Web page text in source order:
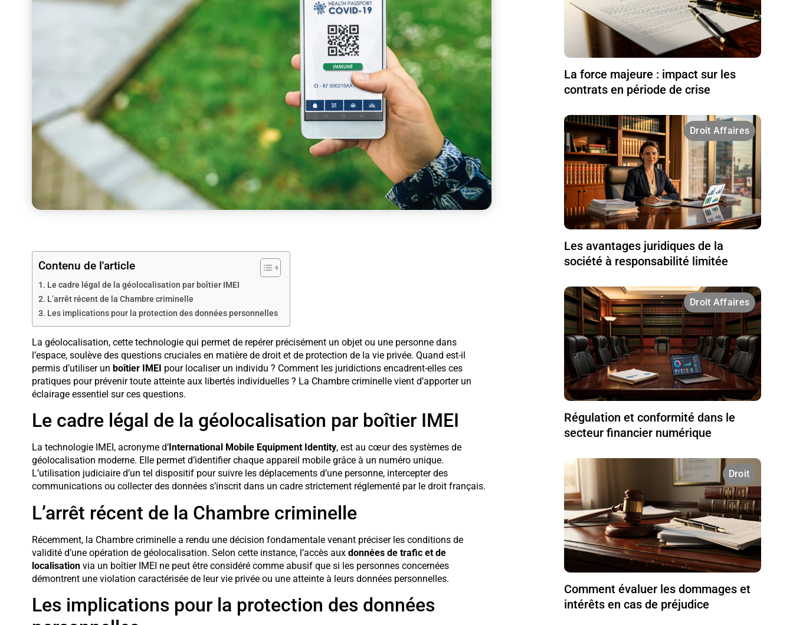
Contenu de l'article
Le cadre légal de la géolocalisation par boîtier IMEI
L’arrêt récent de la Chambre criminelle
Les implications pour la protection des données personnelles
La géolocalisation, cette technologie qui permet de repérer précisément un objet ou une personne dans
l’espace, soulève des questions cruciales en matière de droit et de protection de la vie privée. Quand est-il
permis d’utiliser un boîtier IMEI pour localiser un individu ? Comment les juridictions encadrent-elles ces
pratiques pour prévenir toute atteinte aux libertés individuelles ? La Chambre criminelle vient d’apporter un
éclairage essentiel sur ces questions.
Le cadre légal de la géolocalisation par boîtier IMEI
La technologie IMEI, acronyme d’International Mobile Equipment Identity, est au cœur des systèmes de
géolocalisation moderne. Elle permet d’identifier chaque appareil mobile grâce à un numéro unique.
L’utilisation judiciaire d’un tel dispositif pour suivre les déplacements d’une personne, intercepter des
communications ou collecter des données s’inscrit dans un cadre strictement réglementé par le droit français.
L’arrêt récent de la Chambre criminelle
Récemment, la Chambre criminelle a rendu une décision fondamentale venant préciser les conditions de
validité d’une opération de géolocalisation. Selon cette instance, l’accès aux données de trafic et de
localisationvia un boîtier IMEI ne peut être considéré comme abusif que si les personnes concernées
démontrent une violation caractérisée de leur vie privée ou une atteinte à leurs données personnelles.
Les implications pour la protection des données
La force majeure : impact sur les
contrats en période de crise
Droit Affaires
Les avantages juridiques de la
société à responsabilité limitée
Droit Affaires
Régulation et conformité dans le
secteur financier numérique
Droit
Comment évaluer les dommages et
intérêts en cas de préjudice